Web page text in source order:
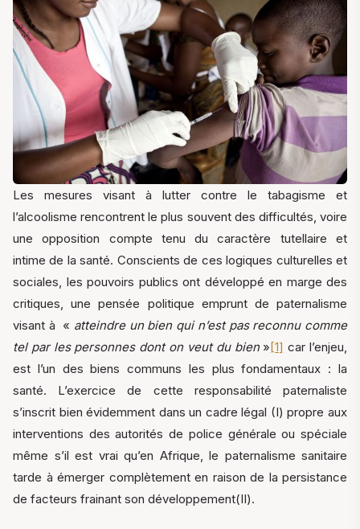
Les mesures visant à lutter contre le tabagisme et
l’alcoolisme rencontrent le plus souvent des difficultés, voire
une opposition compte tenu du caractère tutellaire et
intime de la santé. Conscients de ces logiques culturelles et
sociales, les pouvoirs publics ont développé en marge des
critiques, une pensée politique emprunt de paternalisme
visant à « atteindre un bien qui n’est pas reconnu comme
tel par les personnes dont on veut du bien» [1] car l’enjeu,
est l’un des biens communs les plus fondamentaux : la
santé. L’exercice de cette responsabilité paternaliste
s’inscrit bien évidemment dans un cadre légal (I) propre aux
interventions des autorités de police générale ou spéciale
même s’il est vrai qu’en Afrique, le paternalisme sanitaire
tarde à émerger complètement en raison de la persistance
de facteurs frainant son développement(II).